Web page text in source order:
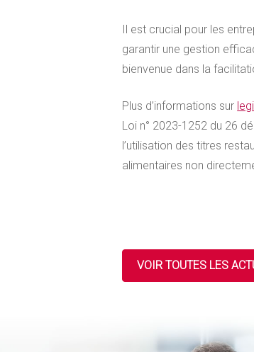
Il est crucial pour les
garantir une gestion
bienvenue dans la
Plus d’informations sur
Loi n° 2023-1252 du 26
l’utilisation des titres
alimentaires non
VOIR TOUTES LES